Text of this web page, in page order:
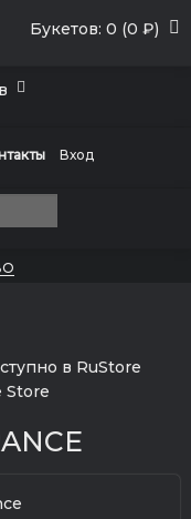
Букетов: 0 (0 ₽)
Вход